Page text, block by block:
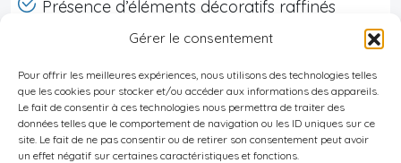
Gérer le consentement
Pour offrir les meilleures expériences, nous utilisons des technologies telles
que les cookies pour stocker et/ou accéder aux informations des appareils.
Le fait de consentir à ces technologies nous permettra de traiter des
données telles que le comportement de navigation ou les ID uniques sur ce
site. Le fait de ne pas consentir ou de retirer son consentement peut avoir
un effet négatif sur certaines caractéristiques et fonctions.
Présence d’éléments décoratifs raffinés
apportant élégance sans ostentation
Intégration d’espaces dédiés au bien-être :
patios privés, salles de méditation ou spa
Exemples récents illustrant ce style :